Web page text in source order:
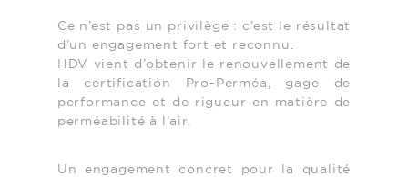
Ce n’est pas un privilège : c’est le résultat
d’un engagement fort et reconnu.
HDV vient d’obtenir le renouvellement de
la certification Pro-Perméa, gage de
performance et de rigueur en matière de
perméabilité à l’air.
Un engagement concret pour la qualité